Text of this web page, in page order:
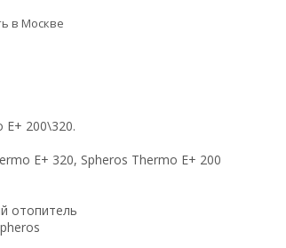
в Москве
E+ 200\320.
E+ 320, Spheros Thermo E+ 200
отопитель